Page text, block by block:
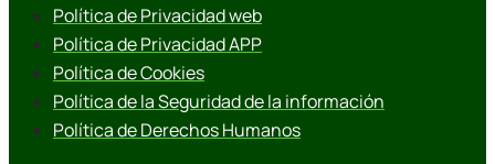
Política de Privacidad web
Política de Privacidad APP
Política de Cookies
Política de la Seguridad de la información
Política de Derechos Humanos